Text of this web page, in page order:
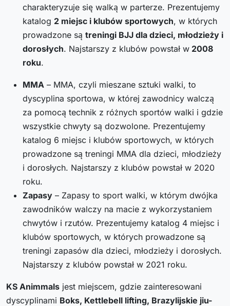
charakteryzuje się walką w parterze. Prezentujemy
katalog 2 miejsc i klubów sportowych, w których
prowadzone są treningi BJJ dla dzieci, młodzieży i
dorosłych. Najstarszy z klubów powstał w 2008
roku.
MMA – MMA, czyli mieszane sztuki walki, to
dyscyplina sportowa, w której zawodnicy walczą
za pomocą technik z różnych sportów walki i gdzie
wszystkie chwyty są dozwolone. Prezentujemy
katalog 6 miejsc i klubów sportowych, w których
prowadzone są treningi MMA dla dzieci, młodzieży
i dorosłych. Najstarszy z klubów powstał w 2020
roku.
Zapasy – Zapasy to sport walki, w którym dwójka
zawodników walczy na macie z wykorzystaniem
chwytów i rzutów. Prezentujemy katalog 4 miejsc i
klubów sportowych, w których prowadzone są
treningi zapasów dla dzieci, młodzieży i dorosłych.
Najstarszy z klubów powstał w 2021 roku.
KS Animmals jest miejscem, gdzie zainteresowani
dyscyplinami Boks, Kettlebell lifting, Brazylijskie jiu-